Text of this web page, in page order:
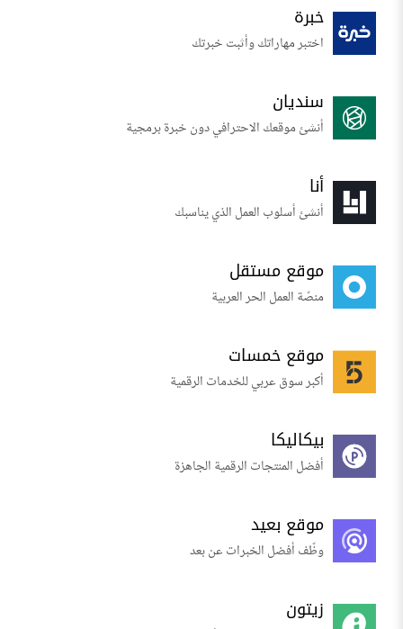
خبرة
اختبر مهاراتك وأثبت خبرتك
سنديان
أنشئ موقعك الاحترافي دون خبرة برمجية
أنا
أنشئ أسلوب العمل الذي يناسبك
موقع مستقل
منصّة العمل الحر العربية
موقع خمسات
أكبر سوق عربي للخدمات الرقمية
بيكاليكا
أفضل المنتجات الرقمية الجاهزة
موقع بعيد
وظّف أفضل الخبرات عن بعد
زيتون